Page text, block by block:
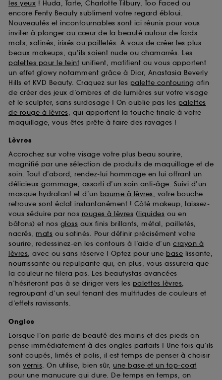
les yeux ! Huda, Tarte, Charlotte Tilbury, Too Faced ou
encore Fenty Beauty subliment votre regard ébloui.
Nouveautés et incontournables sont ici réunis pour vous
inviter à plonger au cœur de la beauté autour de fards
mats, satinés, irisés ou pailletés. A vous de créer les plus
beaux makeups, qu’ils soient nude ou chamarrés. Les
palettes pour le teint unifient, matifient ou vous apportent
un effet glowy notamment grâce à Dior, Anastasia Beverly
Hills et KVD Beauty. Craquez sur les palette contouring afin
de créer des jeux d’ombres et de lumières sur votre visage
et le sculpter, sans surdosage ! On oublie pas les palettes
de rouge à lèvres, qui apportent la touche finale à votre
maquillage, vous êtes prête à faire des ravages !
Lèvres
Accrochez sur votre visage votre plus beau sourire,
magnifié par une sélection de produits de maquillage et de
soin. Tout d’abord, rendez-lui hommage en lui offrant un
délicieux gommage, assorti d’un soin anti-âge. Suivi d’un
masque hydratant et d’un baume à lèvres, votre bouche
retrouve sont éclat instantanément ! Côté makeup, laissez-
vous séduire par nos rouges à lèvres (liquides ou en
bâtons) et nos gloss aux finis brillants, métal, pailletés,
nacrés, mats ou satinés. Pour définir précisément votre
sourire, redessinez-en les contours à l’aide d’un crayon à
lèvres, avec ou sans réserve ! Optez pour une base lissante,
nourrissante ou repulpante qui, en plus, vous assurera que
la couleur ne filera pas. Les beautystas avancées
n’hésiteront pas à se diriger vers les palettes lèvres,
regroupant d’un seul tenant des multitudes de couleurs et
d’effets ravissants.
Ongles
Lorsque l’on parle de beauté des mains et des pieds on
pense immédiatement à des ongles parfaits ! Une fois qu’ils
sont coupés, limés et polis, il est temps de penser à choisir
son vernis. On utilise, bien sûr, une base et un top-coat
pour une manucure qui dure. De temps en temps, on